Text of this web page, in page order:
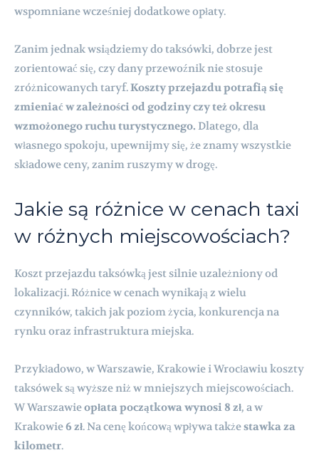
wspomniane wcześniej dodatkowe opłaty.
Zanim jednak wsiądziemy do taksówki, dobrze jest
zorientować się, czy dany przewoźnik nie stosuje
zróżnicowanych taryf.Koszty przejazdu potrafią się
zmieniać w zależności od godziny czy też okresu
wzmożonego ruchu turystycznego. Dlatego, dla
własnego spokoju, upewnijmy się, że znamy wszystkie
składowe ceny, zanim ruszymy w drogę.
Jakie są różnice w cenach taxi
w różnych miejscowościach?
Koszt przejazdu taksówką jest silnie uzależniony od
lokalizacji. Różnice w cenach wynikają z wielu
czynników, takich jak poziom życia, konkurencja na
rynku oraz infrastruktura miejska.
Przykładowo, w Warszawie, Krakowie i Wrocławiu koszty
taksówek są wyższe niż w mniejszych miejscowościach.
W Warszawieopłata początkowa wynosi 8 zł, a w
Krakowie6 zł. Na cenę końcową wpływa takżestawka za
kilometr.